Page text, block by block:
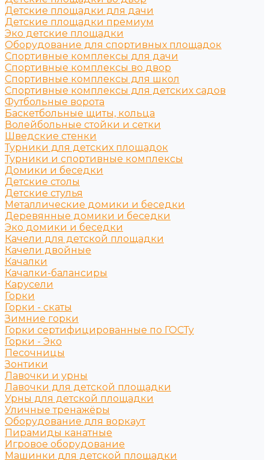
Детские площадки для дачи
Детские площадки премиум
Эко детские площадки
Оборудование для спортивных площадок
Спортивные комплексы для дачи
Спортивные комплексы во двор
Спортивные комплексы для школ
Спортивные комплексы для детских садов
Футбольные ворота
Баскетбольные щиты, кольца
Волейбольные стойки и сетки
Шведские стенки
Турники для детских площадок
Турники и спортивные комплексы
Домики и беседки
Детские столы
Детские стулья
Металлические домики и беседки
Деревянные домики и беседки
Эко домики и беседки
Качели для детской площадки
Качели двойные
Качалки
Качалки-балансиры
Карусели
Горки
Горки - скаты
Зимние горки
Горки сертифицированные по ГОСТу
Горки - Эко
Песочницы
Зонтики
Лавочки и урны
Лавочки для детской площадки
Урны для детской площадки
Уличные тренажёры
Оборудование для воркаут
Пирамиды канатные
Игровое оборудование
Машинки для детской площадки